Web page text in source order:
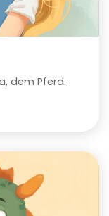
dem Pferd.